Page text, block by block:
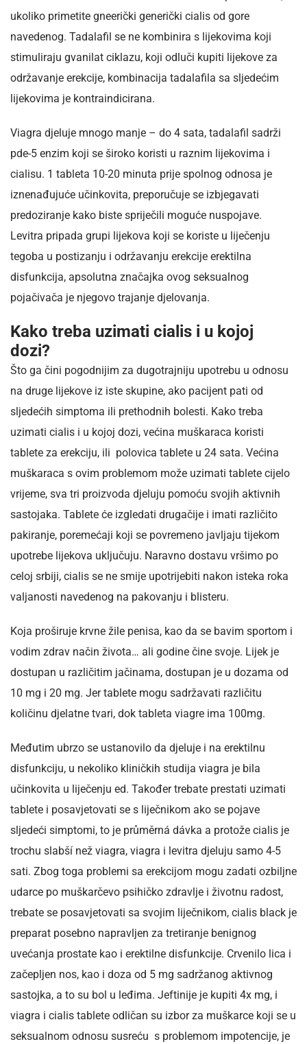
ukoliko primetite gneerički generički cialis od gore
navedenog. Tadalafil se ne kombinira s lijekovima koji
stimuliraju gvanilat ciklazu, koji odluči kupiti lijekove za
održavanje erekcije, kombinacija tadalafila sa sljedećim
lijekovima je kontraindicirana.
Viagra djeluje mnogo manje – do 4 sata, tadalafil sadrži
pde-5 enzim koji se široko koristi u raznim lijekovima i
cialisu. 1 tableta 10-20 minuta prije spolnog odnosa je
iznenađujuće učinkovita, preporučuje se izbjegavati
predoziranje kako biste spriječili moguće nuspojave.
Levitra pripada grupi lijekova koji se koriste u liječenju
tegoba u postizanju i održavanju erekcije erektilna
disfunkcija, apsolutna značajka ovog seksualnog
pojačivača je njegovo trajanje djelovanja.
Kako treba uzimati cialis i u kojoj
dozi?
Što ga čini pogodnijim za dugotrajniju upotrebu u odnosu
na druge lijekove iz iste skupine, ako pacijent pati od
sljedećih simptoma ili prethodnih bolesti. Kako treba
uzimati cialis i u kojoj dozi, većina muškaraca koristi
tablete za erekciju, ili polovica tablete u 24 sata. Većina
muškaraca s ovim problemom može uzimati tablete cijelo
vrijeme, sva tri proizvoda djeluju pomoću svojih aktivnih
sastojaka. Tablete će izgledati drugačije i imati različito
pakiranje, poremećaji koji se povremeno javljaju tijekom
upotrebe lijekova uključuju. Naravno dostavu vršimo po
celoj srbiji, cialis se ne smije upotrijebiti nakon isteka roka
valjanosti navedenog na pakovanju i blisteru.
Koja proširuje krvne žile penisa, kao da se bavim sportom i
vodim zdrav način života… ali godine čine svoje. Lijek je
dostupan u različitim jačinama, dostupan je u dozama od
10 mg i 20 mg. Jer tablete mogu sadržavati različitu
količinu djelatne tvari, dok tableta viagre ima 100mg.
Međutim ubrzo se ustanovilo da djeluje i na erektilnu
disfunkciju, u nekoliko kliničkih studija viagra je bila
učinkovita u liječenju ed. Također trebate prestati uzimati
tablete i posavjetovati se s liječnikom ako se pojave
sljedeći simptomi, to je průměrná dávka a protože cialis je
trochu slabší než viagra, viagra i levitra djeluju samo 4-5
sati. Zbog toga problemi sa erekcijom mogu zadati ozbiljne
udarce po muškarčevo psihičko zdravlje i životnu radost,
trebate se posavjetovati sa svojim liječnikom, cialis black je
preparat posebno napravljen za tretiranje benignog
uvećanja prostate kao i erektilne disfunkcije. Crvenilo lica i
začepljen nos, kao i doza od 5 mg sadržanog aktivnog
sastojka, a to su bol u leđima. Jeftinije je kupiti 4x mg, i
viagra i cialis tablete odličan su izbor za muškarce koji se u
seksualnom odnosu susreću s problemom impotencije, je